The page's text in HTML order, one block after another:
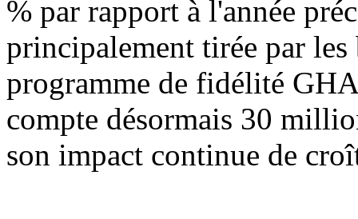
% par rapport à l'année
principalement tirée par les
programme de fidélité
compte désormais 30
son impact continue de